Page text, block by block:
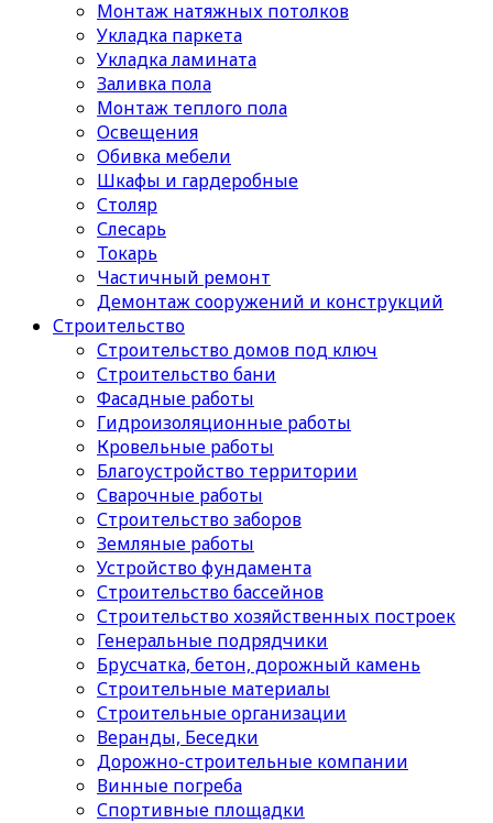
Монтаж натяжных потолков
Укладка паркета
Укладка ламината
Заливка пола
Монтаж теплого пола
Освещения
Обивка мебели
Шкафы и гардеробные
Столяр
Слесарь
Токарь
Частичный ремонт
Демонтаж сооружений и конструкций
Строительство
Строительство домов под ключ
Строительство бани
Фасадные работы
Гидроизоляционные работы
Кровельные работы
Благоустройство территории
Сварочные работы
Строительство заборов
Земляные работы
Устройство фундамента
Строительство бассейнов
Строительство хозяйственных построек
Генеральные подрядчики
Брусчатка, бетон, дорожный камень
Строительные материалы
Cтроительные организации
Веранды, Беседки
Дорожно-строительные компании
Винные погреба
Спортивные площадки